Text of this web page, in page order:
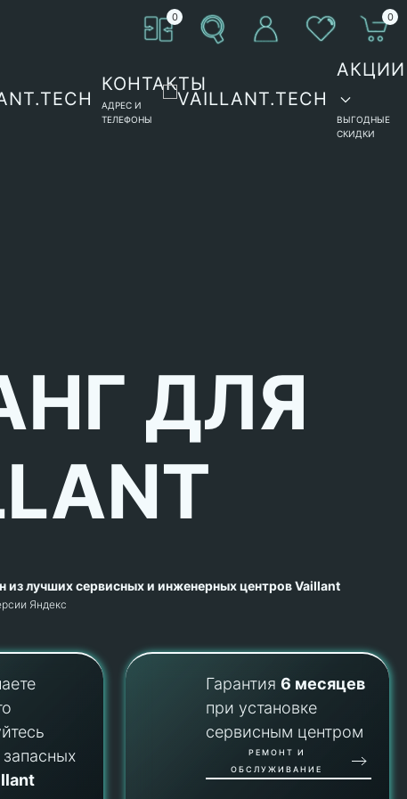
0 0
КОНТАКТЫ
АДРЕС И
ТЕЛЕФОНЫ
АКЦИИ
ВЫГОДНЫЕ
СКИДКИ
ДЛЯ
из лучших сервисных и инженерных центров Vaillant
Яндекс
Гарантия6 месяцев
при установке
сервисным центром
РЕМОНТ И
ОБСЛУЖИВАНИЕ